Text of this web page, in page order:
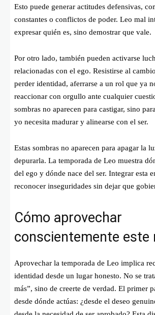
Esto puede generar actitudes defensivas,
constantes o conflictos de poder. Leo mal
expresar quién es, sino demostrar que vale.
Por otro lado, también pueden activarse
relacionadas con el ego. Resistirse al
perder identidad, aferrarse a un rol que ya
reaccionar con orgullo ante cualquier
sombras no aparecen para castigar, sino
yo necesita madurar y alinearse con el ser.
Estas sombras no aparecen para apagar la
depurarla. La temporada de Leo muestra
del ego y dónde nace del ser. Integrar esta
reconocer inseguridades sin dejar que
Cómo aprovechar
conscientemente este
Aprovechar la temporada de Leo implica
identidad desde un lugar honesto. No se
más”, sino de creerte de verdad. El primer
desde dónde actúas: ¿desde el deseo